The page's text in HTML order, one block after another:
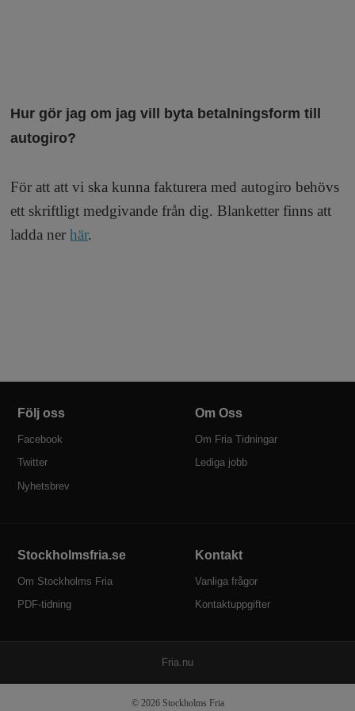
Hur gör jag om jag vill byta betalningsform till
autogiro?
För att att vi ska kunna fakturera med autogiro behövs
ett skriftligt medgivande från dig. Blanketter finns att
ladda nerhär.
Följ oss
Facebook
Twitter
Nyhetsbrev
Om Oss
Om Fria Tidningar
Lediga jobb
Stockholmsfria.se
Om Stockholms Fria
PDF-tidning
Kontakt
Vanliga frågor
Kontaktuppgifter
Fria.nu
© 2026 Stockholms Fria